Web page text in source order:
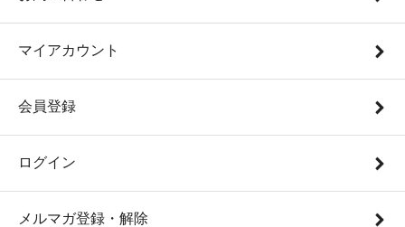
マイアカウント
会員登録
ログイン
メルマガ登録・解除